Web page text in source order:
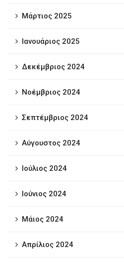
Μάρτιος 2025
Ιανουάριος 2025
Δεκέμβριος 2024
Νοέμβριος 2024
Σεπτέμβριος 2024
Αύγουστος 2024
Ιούλιος 2024
Ιούνιος 2024
Μάιος 2024
Απρίλιος 2024